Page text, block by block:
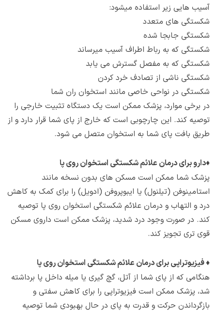
آسیب هایی زیر استفاده میشود:
شکستگی های متعدد
شکستگی جابجا شده
شکستگی که به رباط اطراف آسیب میرساند
شکستگی که به مفصل گسترش می یابد
شکستگی ناشی از تصادف خرد کردن
شکستگی در نواحی خاصی مانند استخوان ران شما
در برخی موارد، پزشک ممکن است یک دستگاه تثبیت خارجی را
توصیه کند. این چارچوبی است که خارج از پای شما قرار دارد و از
طریق بافت پای شما به استخوان متصل می شود.
♦دارو برای درمان علائم شکستگی استخوان روی پا
پزشک شما ممکن است مسکن های بدون نسخه مانند
استامینوفن (تیلنول) یا ایبوپروفن (ادویل) را برای کمک به کاهش
درد و التهاب و درمان علائم شکستگی استخوان روی پا توصیه
کند. در صورت وجود درد شدید، پزشک ممکن است داروی مسکن
قوی تری تجویز کند.
♦فیزیوتراپی برای درمان علائم شکستگی استخوان روی پا
هنگامی که از پای شما از آتل، گچ گیری یا میله داخل پا برداشته
شد، پزشک ممکن است فیزیوتراپی را برای کاهش سفتی و
بازگرداندن حرکت و قدرت به پای در حال بهبودی شما توصیه